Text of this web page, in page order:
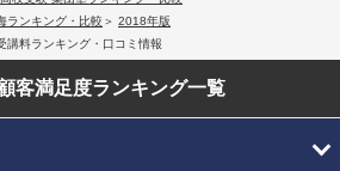
ランキング・比較
2018年版
講料ランキング・口コミ情報
客満足度ランキング一覧